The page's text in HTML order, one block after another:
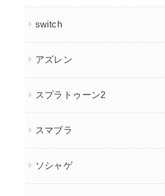
switch
アズレン
スプラトゥーン2
スマブラ
ソシャゲ